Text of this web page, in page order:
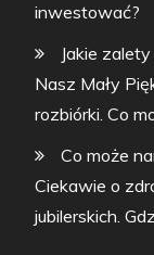
inwestować?
Jakie
Nasz Mały
rozbiórki. Co
Co może
Ciekawie o
jubilerskich.